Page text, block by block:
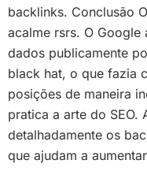
backlinks. Conclusão
acalme rsrs. O Google
dados publicamente
black hat, o que fazia
posições de maneira
pratica a arte do SEO.
detalhadamente os
que ajudam a